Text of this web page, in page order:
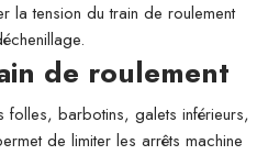
la tension du train de roulement
de roulement
folles, barbotins, galets inférieurs,
de limiter les arrêts machine